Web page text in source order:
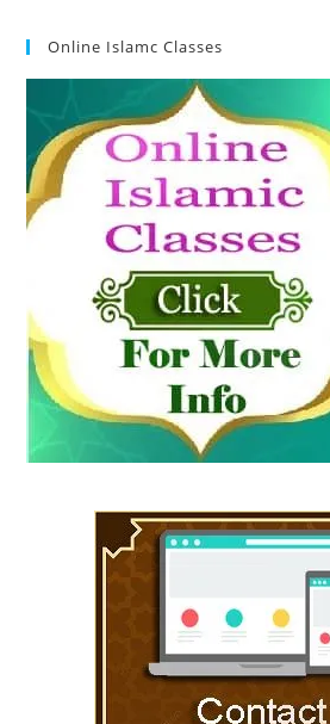
Online Islamc Classes